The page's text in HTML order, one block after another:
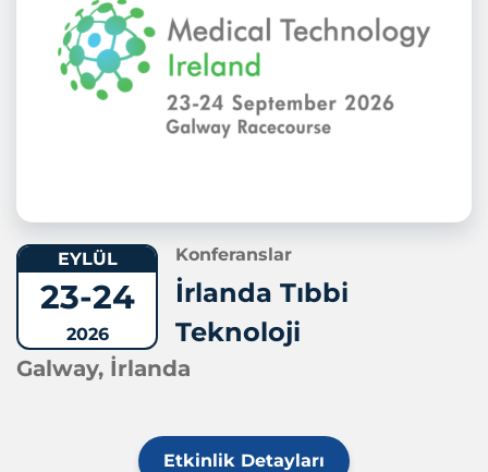
EYLÜL
23-24
2026
Konferanslar
İrlanda Tıbbi
Teknoloji
Galway, İrlanda
Etkinlik Detayları